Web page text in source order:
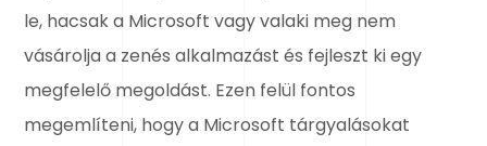
le, hacsak a Microsoft vagy valaki meg nem
vásárolja a zenés alkalmazást és fejleszt ki egy
megfelelő megoldást. Ezen felül fontos
megemlíteni, hogy a Microsoft tárgyalásokat